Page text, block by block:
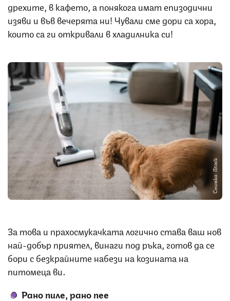
дрехите, в кафето, а понякога имат епизодични
изяви и във вечерята ни! Чували сме дори са хора,
които са ги откривали в хладилника си!
Снимка: iStock
За това и прахосмукачката логично става ваш нов
най-добър приятел, винаги под ръка, готов да се
бори с безкрайните набези на козината на
питомеца ви.
Рано пиле, рано пее